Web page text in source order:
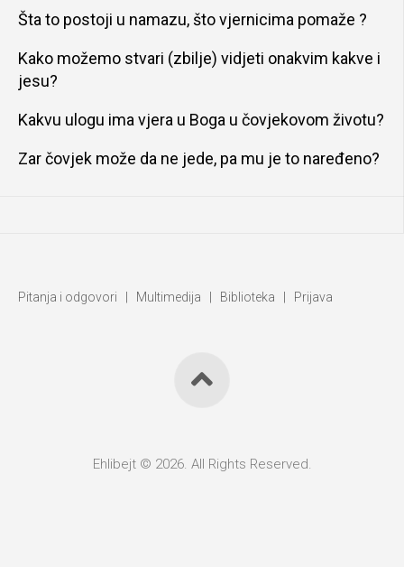
Šta to postoji u namazu, što vjernicima pomaže ?
Kako možemo stvari (zbilje) vidjeti onakvim kakve i
jesu?
Kakvu ulogu ima vjera u Boga u čovjekovom životu?
Zar čovjek može da ne jede, pa mu je to naređeno?
Pitanja i odgovori Multimedija Biblioteka Prijava
Ehlibejt © 2026. All Rights Reserved.